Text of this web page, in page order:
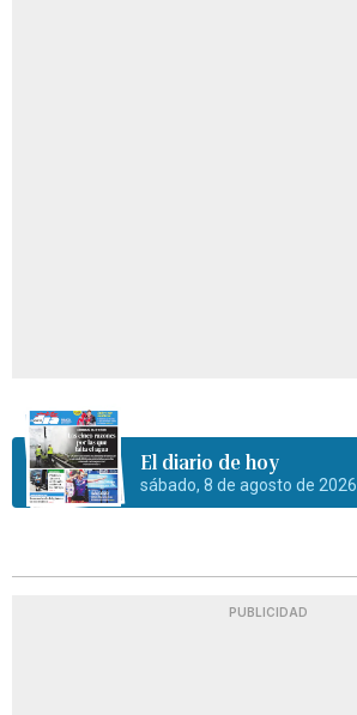
El diario de hoy
sábado, 8 de agosto de 2026
PUBLICIDAD